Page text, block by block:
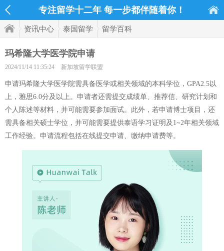
专注留学十二年 每一步都伴随着你！
资讯中心 泰国留学 留学百科
玛希隆大学医学院申请
2024/11/14 11:35:24 新加坡留学联盟
申请玛希隆大学医学院需具备医学或相关领域的本科学位，GPA2.5以
上，雅思6.0分及以上。申请者还需提交成绩单、推荐信、研究计划和
个人陈述等材料，并可能需要参加面试。此外，若申请博士项目，还
需具备相关硕士学位，并可能需要提供泰语学习证明及1~2年相关领域
工作经验。申请流程包括在线提交申请、缴纳申请费等。